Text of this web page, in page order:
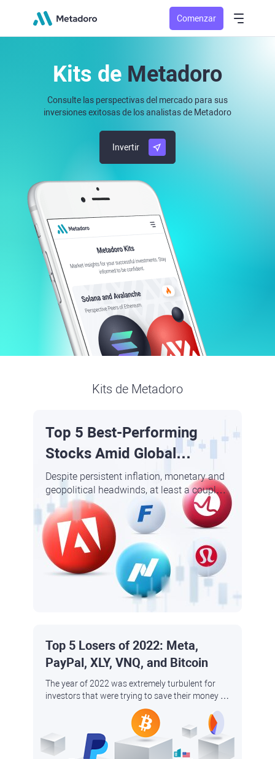
Comenzar
Kits de Metadoro
Consulte las perspectivas del mercado para sus
inversiones exitosas de los analistas de Metadoro
Invertir
Kits de Metadoro
Top 5 Best-Performing
Stocks Amid Global
Uncertainty: Adobe,
Broadcom, Fastenal,
Lululemon, Nasdaq
Despite persistent inflation, monetary and
geopolitical headwinds, at least a couple
of dozen firms may apply for trading better
than the market
Top 5 Losers of 2022: Meta,
PayPal, XLY, VNQ, and Bitcoin
The year of 2022 was extremely turbulent for
investors that were trying to save their money by
investing in safe haven assets as other sectors
rapidly lost their market capitalisation